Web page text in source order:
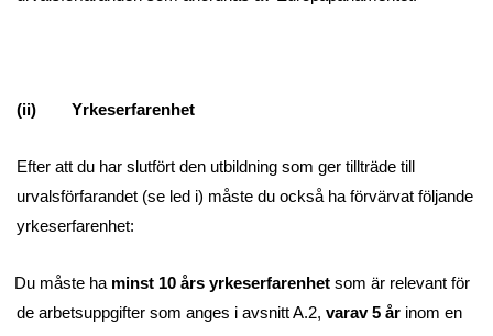
(ii) Yrkeserfarenhet
Efter att du har slutfört den utbildning som ger tillträde till
urvalsförfarandet (se led i) måste du också ha förvärvat följande
yrkeserfarenhet:
Du måste ha minst 10 års yrkeserfarenhet som är relevant för
de arbetsuppgifter som anges i avsnitt A.2, varav 5 år inom en